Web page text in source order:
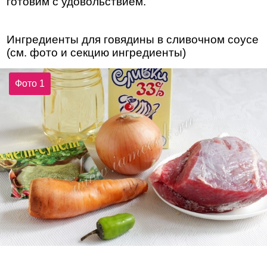
Ингредиенты для говядины в сливочном соусе
(см. фото и секцию ингредиенты)
Фото 1